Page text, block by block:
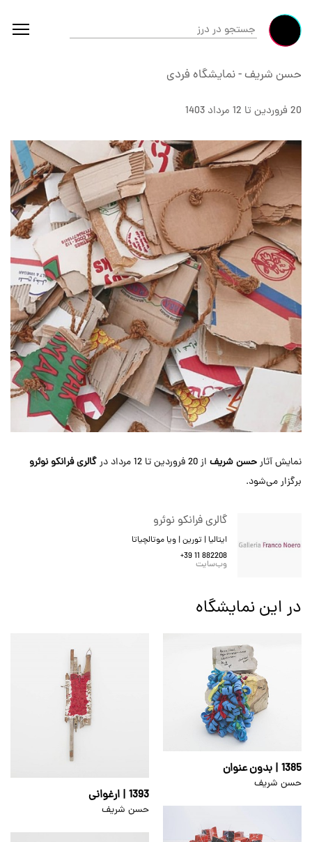
حسن شریف-نمایشگاه فردی
20 فروردين تا 12 مرداد 1403
نمایش آثارحسن شریف از 20 فروردین تا 12 مرداد در
گالری فرانکو نوئرو
برگزار می‌شود.
گالری فرانکو نوئرو
ایتالیا | تورین | ویا موتالچیاتا
+39 11 882208
وب‌سایت
در این نمایشگاه
1385 | بدون عنوان
حسن شریف
1393 | ارغوانی
حسن شریف